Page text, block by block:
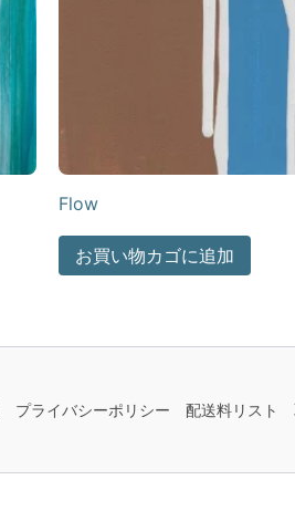
Flow
お買い物カゴに追加
プライバシーポリシー 配送料リスト